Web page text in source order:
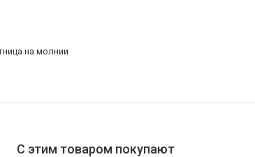
на молнии
С этим товаром покупают